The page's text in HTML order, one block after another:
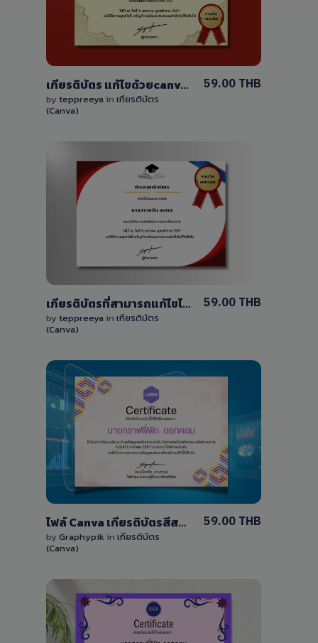
0 Sale
เกียรติบัตร แก้ไขด้วยcanvaธรรมดาและพรีเมี่ยม
by teppreeya in เกียรติบัตร
(Canva)
59.00 THB
View Details
0 Sale
เกียรติบัตรที่สามารถแก้ไขได้ด้วยcanva
by teppreeya in เกียรติบัตร
(Canva)
59.00 THB
View Details
1 Sale
ไฟล์ Canva เกียรติบัตรสีสดใสและขอบลวดลายสวยงาม แก้ไขได้ง่าย
by Graphypik in เกียรติบัตร
(Canva)
59.00 THB
View Details